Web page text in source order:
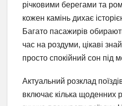
річковими берегами та
кожен камінь дихає
Багато пасажирів
час на роздуми, цікаві
просто спокійний сон під
Актуальний розклад
включає кілька щоденних